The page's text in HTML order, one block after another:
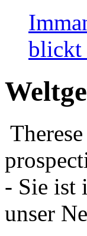
blickt
- Sie ist
unser